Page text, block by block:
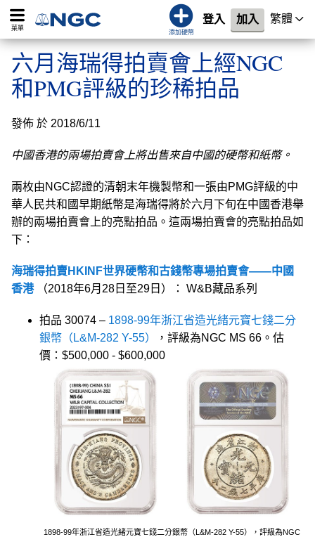
菜單
添加硬幣
登入 加入 繁體
六月海瑞得拍賣會上經NGC
和PMG評級的珍稀拍品
發佈 於 2018/6/11
中國香港的兩場拍賣會上將出售來自中國的硬幣和紙幣。
兩枚由NGC認證的清朝末年機製幣和一張由PMG評級的中
華人民共和國早期紙幣是海瑞得將於六月下旬在中國香港舉
辦的兩場拍賣會上的亮點拍品。這兩場拍賣會的亮點拍品如
下：
海瑞得拍賣HKINF世界硬幣和古錢幣專場拍賣會——中國
香港（2018年6月28日至29日）： W&B藏品系列
拍品 30074 – 1898-99年浙江省造光緒元寶七錢二分
銀幣（L&M-282 Y-55）
，評級為NGC MS 66。估
價：$500,000 - $600,000
1898-99年浙江省造光緒元寶七錢二分銀幣（L&M-282 Y-55），評級為NGC